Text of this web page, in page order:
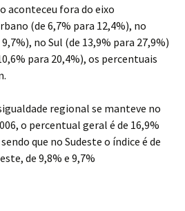
aconteceu fora do eixo
(de 6,7% para 12,4%), no
no Sul (de 13,9% para 27,9%)
para 20,4%), os percentuais
regional se manteve no
o percentual geral é de 16,9%
que no Sudeste o índice é de
de 9,8% e 9,7%